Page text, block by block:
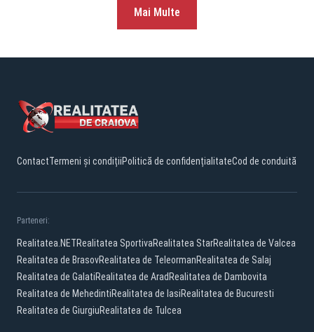
Mai Multe
ContactTermeni și condițiiPolitică de confidențialitateCod de conduită
Parteneri:
Realitatea.NETRealitatea SportivaRealitatea StarRealitatea de Valcea
Realitatea de BrasovRealitatea de TeleormanRealitatea de Salaj
Realitatea de GalatiRealitatea de Arad Realitatea de Dambovita
Realitatea de MehedintiRealitatea de IasiRealitatea de Bucuresti
Realitatea de GiurgiuRealitatea de Tulcea